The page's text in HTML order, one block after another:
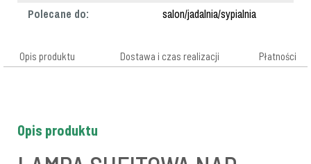
Polecane do:
salon/jadalnia/sypialnia
Opis produktu Dostawa i czas realizacji Płatności
Opis produktu